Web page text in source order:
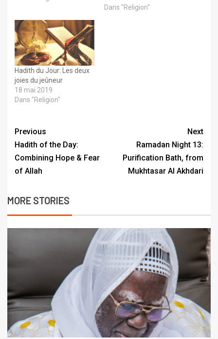
Dans "Religion"
Hadith du Jour: Les deux
joies du jeûneur
18 mai 2019
Dans "Religion"
Previous
Hadith of the Day:
Combining Hope & Fear
of Allah
Next
Ramadan Night 13:
Purification Bath, from
Mukhtasar Al Akhdari
MORE STORIES